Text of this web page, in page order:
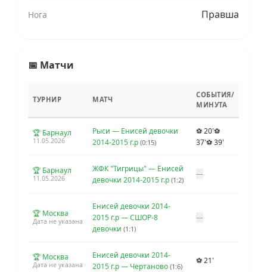
Нога Правша
📅 Матчи
ТУРНИР МАТЧ
СОБЫТИЯ/
МИНУТА
🏆 Барнаул
11.05.2026
Рыси — Енисей девочки
2014-2015 г.р (0:15)
⚽ 20'⚽
37'⚽ 39'
🏆 Барнаул
11.05.2026
ЖФК "Тигрицы" — Енисей
девочки 2014-2015 г.р (1:2)
—
🏆 Москва
Дата не указана
Енисей девочки 2014-
2015 г.р — СШОР-8
девочки (1:1)
—
🏆 Москва
Дата не указана
Енисей девочки 2014-
2015 г.р — Чертаново (1:6)
⚽ 21'